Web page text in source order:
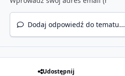
Dodaj odpowiedź do tematu...
Udostępnij